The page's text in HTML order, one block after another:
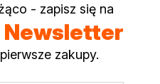
- zapisz się na
Newsletter
zakupy.